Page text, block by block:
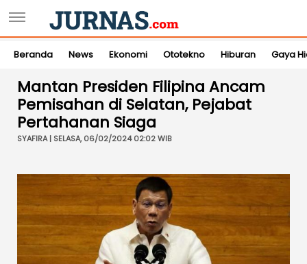
Beranda News Ekonomi Ototekno Hiburan Gaya
Mantan Presiden Filipina Ancam
Pemisahan di Selatan, Pejabat
Pertahanan Siaga
SYAFIRA | SELASA, 06/02/2024 02:02 WIB